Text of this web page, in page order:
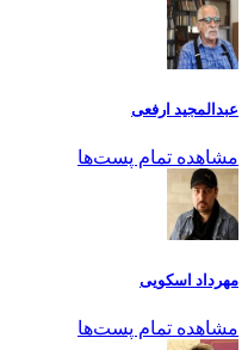
عبدالمجید ارفعی
مشاهده تمام پست‌ها
مهرداد اسکویی
مشاهده تمام پست‌ها